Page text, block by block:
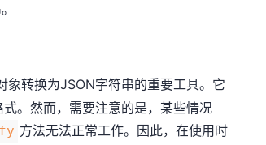
转换为JSON字符串的重要工具。它
。然而，需要注意的是，某些情况
方法无法正常工作。因此，在使用时